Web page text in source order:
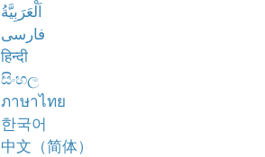
اَلْعَرَبِيَّةُ
فارسی
हिन्दी
සිංහල
ภาษาไทย
한국어
中文（简体）